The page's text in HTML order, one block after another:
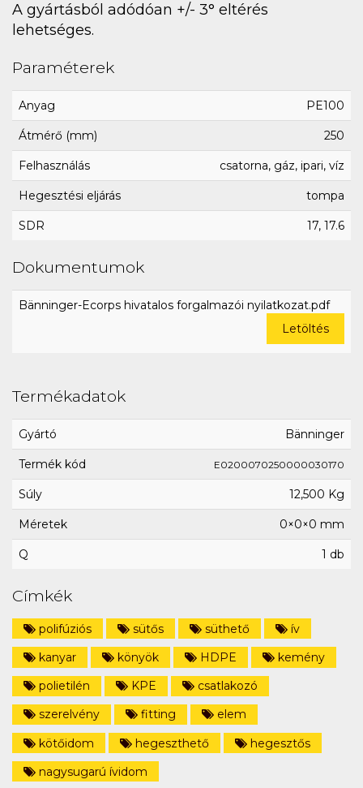
A gyártásból adódóan +/- 3° eltérés
lehetséges.
Paraméterek
Anyag PE100
Átmérő (mm) 250
Felhasználás csatorna, gáz, ipari, víz
Hegesztési eljárás tompa
SDR 17, 17.6
Dokumentumok
Bänninger-Ecorps hivatalos forgalmazói nyilatkozat.pdf
Letöltés
Termékadatok
Gyártó Bänninger
Termék kód E0200070250000030170
Súly 12,500 Kg
Méretek 0×0×0 mm
Q 1 db
Címkék
polifúziós sütős süthető
ív
kanyar
könyök HDPE
kemény
polietilén
KPE
csatlakozó
szerelvény
fitting
elem
kötőidom
hegeszthető
hegesztős
nagysugarú ívidom